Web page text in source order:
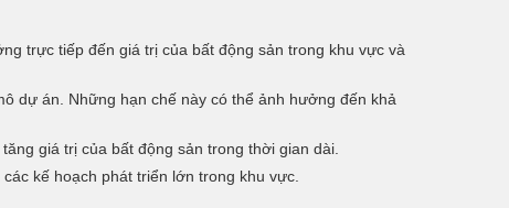
trực tiếp đến giá trị của bất động sản trong khu vực và
dự án. Những hạn chế này có thể ảnh hưởng đến khả
giá trị của bất động sản trong thời gian dài.
kế hoạch phát triển lớn trong khu vực.